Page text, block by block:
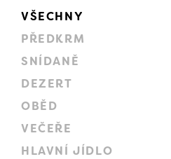
VŠECHNY
PŘEDKRM
SNÍDANĚ
DEZERT
OBĚD
VEČEŘE
HLAVNÍ JÍDLO